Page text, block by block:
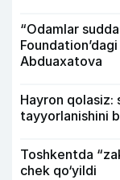
“Odamlar
Abduaxatova
Hayron qolasiz:
tayyorlanishini
Toshkentda
chek qo‘yildi